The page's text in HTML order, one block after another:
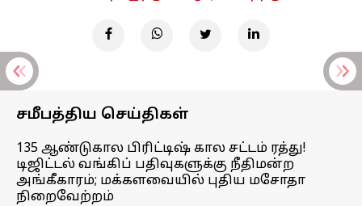
சமீபத்திய செய்திகள்
135 ஆண்டுகால பிரிட்டிஷ் கால சட்டம் ரத்து!
டிஜிட்டல் வங்கிப் பதிவுகளுக்கு நீதிமன்ற
அங்கீகாரம்; மக்களவையில் புதிய மசோதா
நிறைவேற்றம்